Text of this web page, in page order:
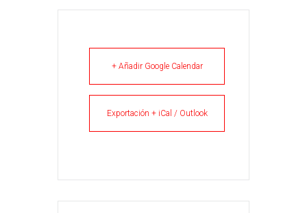
+ Añadir Google Calendar
Exportación + iCal / Outlook